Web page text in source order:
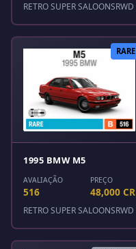
RETRO SUPER SALOONSRWD
RARE
1995 BMW M5
AVALIAÇÃO
516
PREÇO
48,000 CR
RETRO SUPER SALOONSRWD